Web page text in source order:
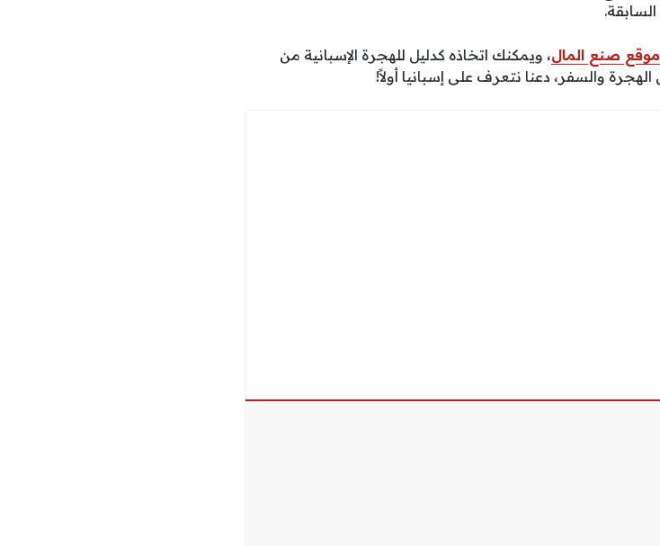
موقع صنع المال، ويمكنك اتخاذه كدليل للهجرة الإسبانية من
والسفر، دعنا نتعرف على إسبانيا أولاً!